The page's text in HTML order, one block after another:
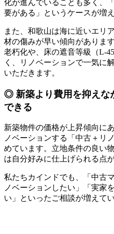
化が進んでいることも多く、
要がある」というケースが増
また、和歌山は海に近いエリ
材の傷みが早い傾向がありま
老朽化や、床の遮音等級（L-
く、リノベーションで一気に
いただきます。
◎ 新築より費用を抑えな
できる
新築物件の価格が上昇傾向に
ノベーションする「中古＋リ
めています。立地条件の良い
は自分好みに仕上げられる点
私たちカインドでも、「中古
ノベーションしたい」「実家
い」といったご相談が増えてい